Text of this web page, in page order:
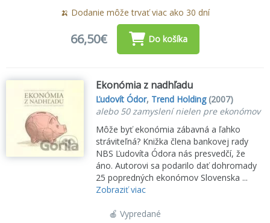
🍌 Dodanie môže trvať viac ako 30 dní
66,50€ Do košíka
Ekonómia z nadhľadu
Ľudovít Ódor, Trend Holding(2007)
alebo 50 zamyslení nielen pre ekonómov
Môže byť ekonómia zábavná a ľahko
stráviteľná? Knižka člena bankovej rady
NBS Ľudovíta Ódora nás presvedčí, že
áno. Autorovi sa podarilo dať dohromady
25 popredných ekonómov Slovenska ...
Zobraziť viac
🍎 Vypredané